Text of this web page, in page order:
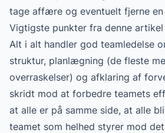
tage affære og eventuelt fjerne
Vigtigste punkter fra denne artikel
Alt i alt handler god teamledelse
struktur, planlægning (de fleste
overraskelser) og afklaring af
skridt mod at forbedre teamets
at alle er på samme side, at alle
teamet som helhed styrer mod